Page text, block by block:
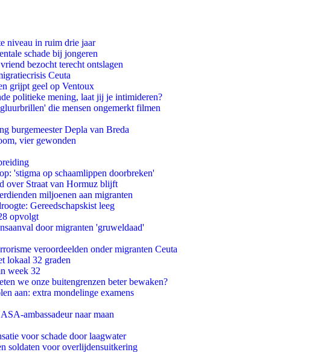
niveau in ruim drie jaar
schade bij jongeren
bezocht terecht ontslagen
Ceuta
grijpt geel op Ventoux
politieke mening, laat jij je intimideren?
die mensen ongemerkt filmen
burgemeester Depla van Breda
vier gewonden
'stigma op schaamlippen doorbreken'
over Straat van Hormuz blijft
miljoenen aan migranten
Gereedschapskist leeg
opvolgt
door migranten 'gruweldaad'
veroordeelden onder migranten Ceuta
lokaal 32 graden
week 32
we onze buitengrenzen beter bewaken?
aan: extra mondelinge examens
ambassadeur naar maan
voor schade door laagwater
soldaten voor overlijdensuitkering